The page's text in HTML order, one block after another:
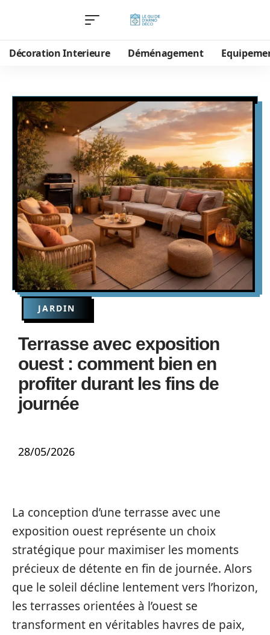
Décoration Interieure Déménagement
JARDIN
Terrasse avec exposition
ouest : comment bien en
profiter durant les fins de
journée
28/05/2026
La conception d’une terrasse avec une
exposition ouest représente un choix
stratégique pour maximiser les moments
précieux de détente en fin de journée. Alors
que le soleil décline lentement vers l’horizon,
les terrasses orientées à l’ouest se
transforment en véritables havres de paix,